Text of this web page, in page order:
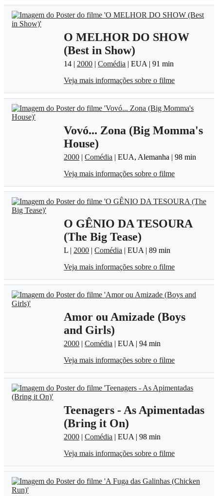
O MELHOR DO SHOW
(Best in Show)
14 | 2000 |Comédia | EUA | 91 min
Veja mais informações sobre o filme
Vovó... Zona (Big Momma's
House)
2000 |Comédia | EUA, Alemanha | 98 min
Veja mais informações sobre o filme
O GÊNIO DA TESOURA
(The Big Tease)
L | 2000 |Comédia | EUA | 89 min
Veja mais informações sobre o filme
Amor ou Amizade (Boys
and Girls)
2000 |Comédia | EUA | 94 min
Veja mais informações sobre o filme
Teenagers - As Apimentadas
(Bring it On)
2000 |Comédia | EUA | 98 min
Veja mais informações sobre o filme